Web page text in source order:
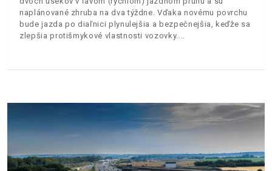
naplánované zhruba na dva týždne. Vďaka novému povrchu
bude jazda po diaľnici plynulejšia a bezpečnejšia, keďže sa
zlepšia protišmykové vlastnosti vozovky.